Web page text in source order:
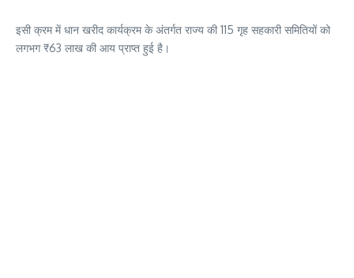
इसी क्रम में धान खरीद कार्यक्रम के अंतर्गत राज्य की 115 गृह सहकारी समितियों को
लगभग ₹63 लाख की आय प्राप्त हुई है।